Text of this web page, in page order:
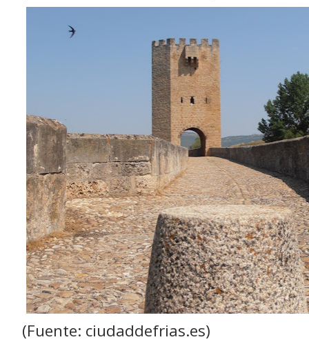
(Fuente: ciudaddefrias.es)